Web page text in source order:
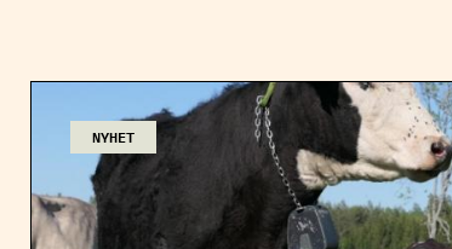
NYHET